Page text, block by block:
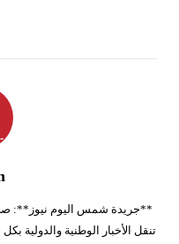
**جريدة شمس اليوم نيوز**:
تنقل الأخبار الوطنية والدولية